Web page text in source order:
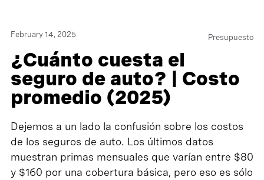
February 14, 2025 Presupuesto
¿Cuánto cuesta el
seguro de auto? | Costo
promedio (2025)
Dejemos a un lado la confusión sobre los costos
de los seguros de auto. Los últimos datos
muestran primas mensuales que varían entre $80
y $160 por una cobertura básica, pero eso es sólo